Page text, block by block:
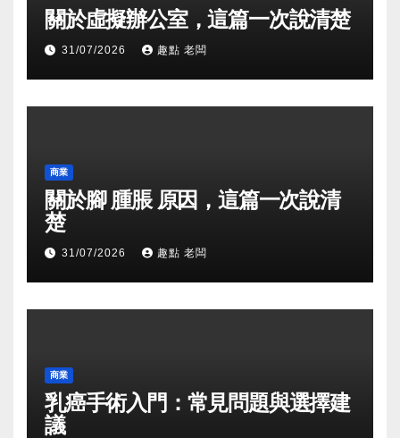
關於虛擬辦公室，這篇一次說清楚
31/07/2026 趣點 老闆
商業
關於腳 腫脹 原因，這篇一次說清
楚
31/07/2026 趣點 老闆
商業
乳癌手術入門：常見問題與選擇建
議